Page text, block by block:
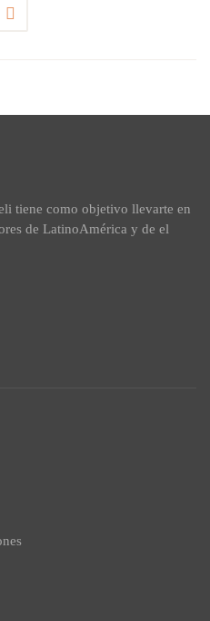
tiene como objetivo llevarte en
de LatinoAmérica y de el